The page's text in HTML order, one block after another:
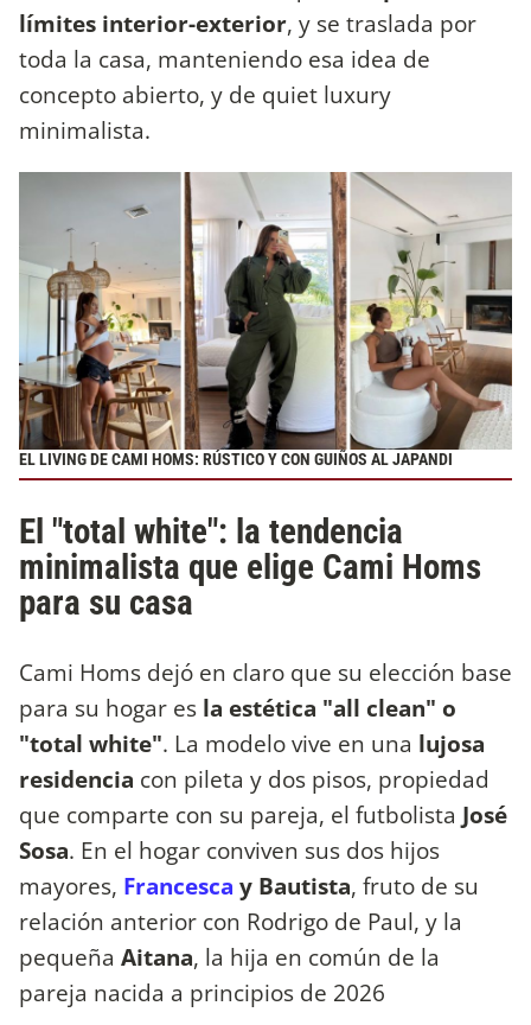
límites interior-exterior, y se traslada por
toda la casa, manteniendo esa idea de
concepto abierto, y de quiet luxury
minimalista.
EL LIVING DE CAMI HOMS: RÚSTICO Y CON GUIÑOS AL JAPANDI
El "total white": la tendencia
minimalista que elige Cami Homs
para su casa
Cami Homs dejó en claro que su elección base
para su hogar es la estética "all clean" o
"total white". La modelo vive en una lujosa
residencia con pileta y dos pisos, propiedad
que comparte con su pareja, el futbolista José
Sosa. En el hogar conviven sus dos hijos
mayores, Francesca y Bautista, fruto de su
relación anterior con Rodrigo de Paul, y la
pequeña Aitana, la hija en común de la
pareja nacida a principios de 2026